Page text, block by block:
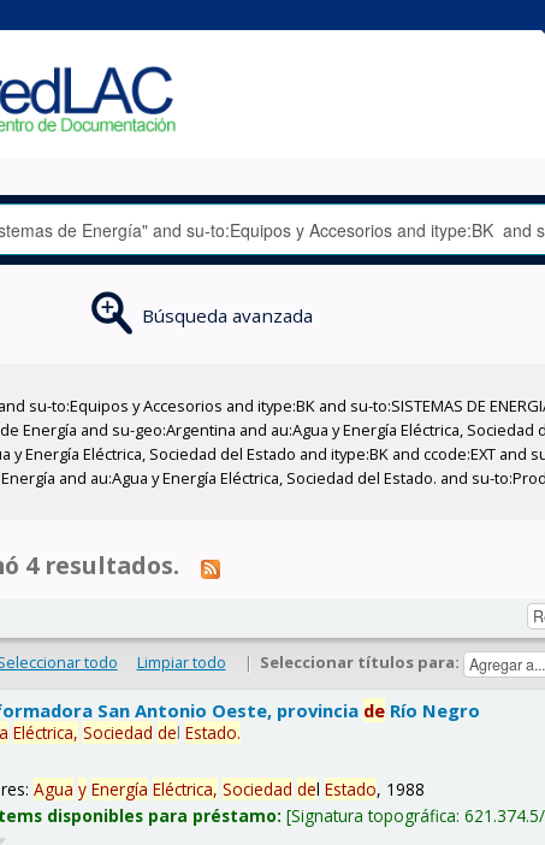
Búsqueda avanzada
su-to:Equipos y Accesorios and itype:BK and su-to:SISTEMAS DE
Energía and su-geo:Argentina and au:Agua y Energía Eléctrica, Sociedad
Energía Eléctrica, Sociedad del Estado and itype:BK and ccode:EXT and
and au:Agua y Energía Eléctrica, Sociedad del Estado. and su-
4 resultados.
todo Limpiar todo | Seleccionar títulos para:
San Antonio Oeste, provincia de Río Negro
Eléctrica, Sociedad delEstado.
Agua y Energía Eléctrica, Sociedad delEstado, 1988
disponibles para préstamo: Signatura topográfica: